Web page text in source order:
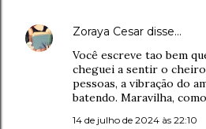
Zoraya Cesar disse…
Você escreve tao bem
cheguei a sentir o cheiro
pessoas, a vibração do
batendo. Maravilha,
14 de julho de 2024 às 22:10